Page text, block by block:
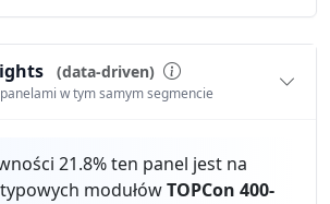
(data-driven)
w tym samym segmencie
21.8% ten panel jest na
modułówTOPCon 400-